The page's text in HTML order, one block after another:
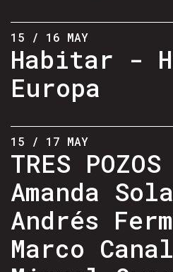
15 / 16 MAY
Habitar -
Europa
15 / 17 MAY
TRES
Amanda
Andrés
Marco